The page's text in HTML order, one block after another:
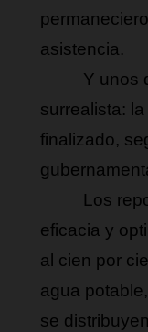
asistencia.
Y unos
surrealista:
finalizado,
Los
eficacia y
al cien por
agua
se